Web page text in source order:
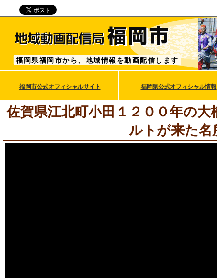
福岡県福岡市から、地域情報を動画配信します
福岡市公式オフィシャルサイト 福岡県公式オフィシャル情報
佐賀県江北町小田１２００年の
ルトが来た名